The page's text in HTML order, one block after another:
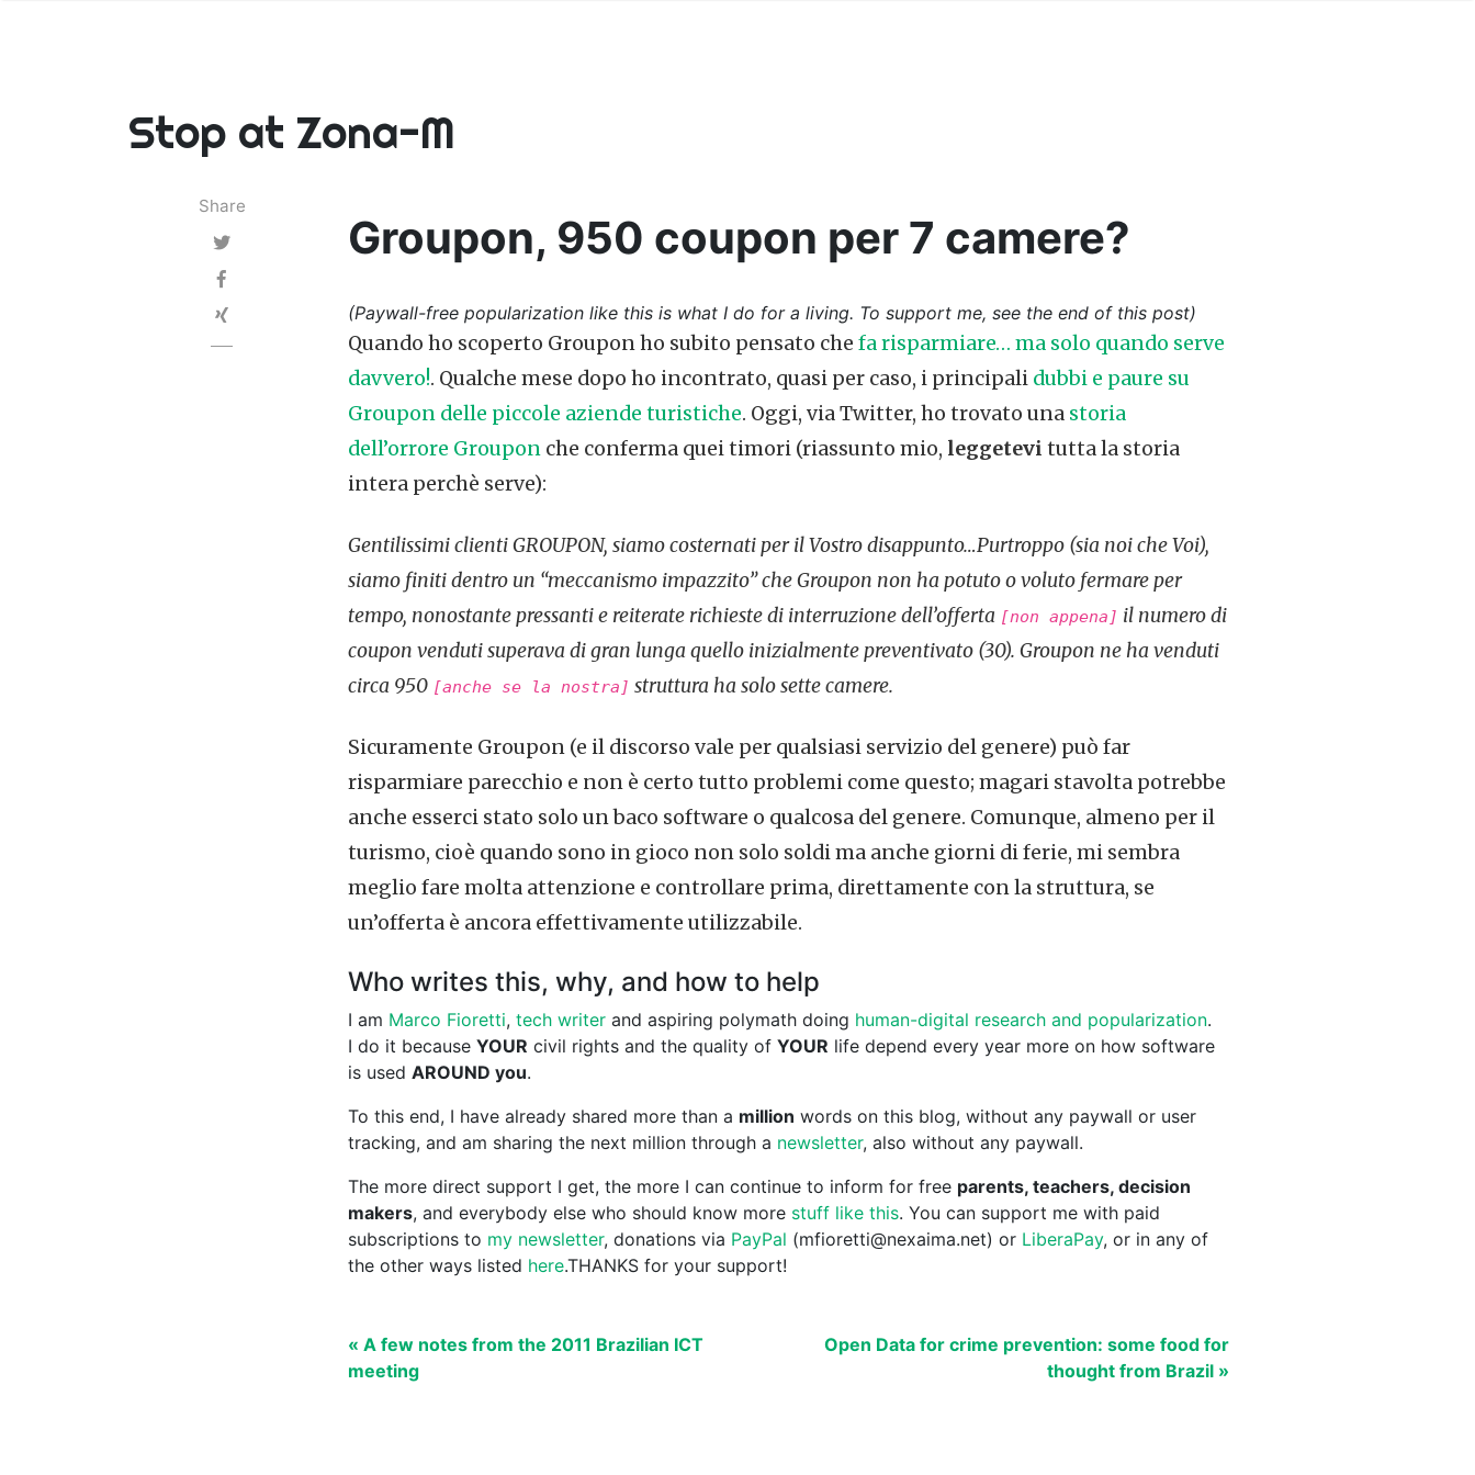
Stop at Zona-M
Share
Groupon, 950 coupon per 7 camere?
(Paywall-free popularization like this is what I do for a living. To support me, see the end of this post)
Quando ho scoperto Groupon ho subito pensato che fa risparmiare… ma solo quando serve
davvero!. Qualche mese dopo ho incontrato, quasi per caso, i principali dubbi e paure su
Groupon delle piccole aziende turistiche. Oggi, via Twitter, ho trovato una storia
dell’orrore Groupon che conferma quei timori (riassunto mio, leggetevi tutta la storia
intera perchè serve):
Gentilissimi clienti GROUPON, siamo costernati per il Vostro disappunto…Purtroppo (sia noi che Voi),
siamo finiti dentro un “meccanismo impazzito” che Groupon non ha potuto o voluto fermare per
tempo, nonostante pressanti e reiterate richieste di interruzione dell’offerta [non appena] il numero di
coupon venduti superava di gran lunga quello inizialmente preventivato (30). Groupon ne ha venduti
circa 950 [anche se la nostra] struttura ha solo sette camere.
Sicuramente Groupon (e il discorso vale per qualsiasi servizio del genere) può far
risparmiare parecchio e non è certo tutto problemi come questo; magari stavolta potrebbe
anche esserci stato solo un baco software o qualcosa del genere. Comunque, almeno per il
turismo, cioè quando sono in gioco non solo soldi ma anche giorni di ferie, mi sembra
meglio fare molta attenzione e controllare prima, direttamente con la struttura, se
un’offerta è ancora effettivamente utilizzabile.
Who writes this, why, and how to help
I am Marco Fioretti, tech writer and aspiring polymath doing human-digital research and popularization.
I do it because YOUR civil rights and the quality of YOUR life depend every year more on how software
is used AROUND you.
To this end, I have already shared more than a million words on this blog, without any paywall or user
tracking, and am sharing the next million through a newsletter, also without any paywall.
The more direct support I get, the more I can continue to inform for free parents, teachers, decision
makers, and everybody else who should know more stuff like this. You can support me with paid
subscriptions to my newsletter, donations via PayPal (mfioretti@nexaima.net) or LiberaPay, or in any of
the other ways listed here.THANKS for your support!
« A few notes from the 2011 Brazilian ICT
meeting
Open Data for crime prevention: some food for
thought from Brazil »